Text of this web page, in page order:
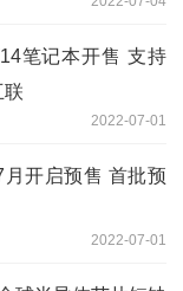
笔记本开售 支持
联
2022-07-01
开启预售 首批预
2022-07-01